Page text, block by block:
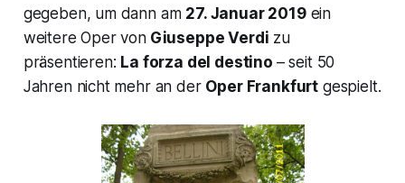
gegeben, um dann am 27. Januar 2019ein
weitere Oper vonGiuseppe Verdi zu
präsentieren: La forza del destino – seit 50
Jahren nicht mehr an der Oper Frankfurt gespielt.